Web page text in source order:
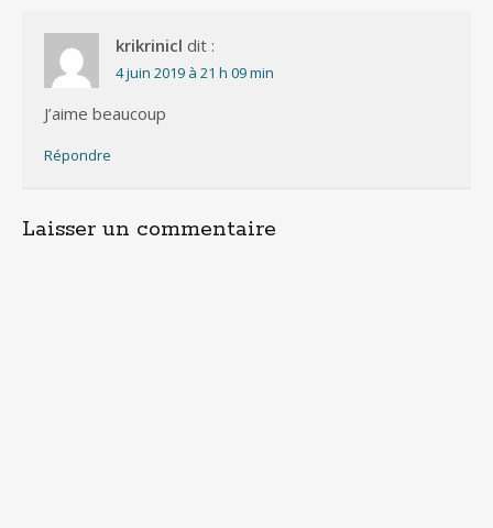
krikrinicl dit :
4 juin 2019 à 21 h 09 min
J’aime beaucoup
Répondre
Laisser un commentaire